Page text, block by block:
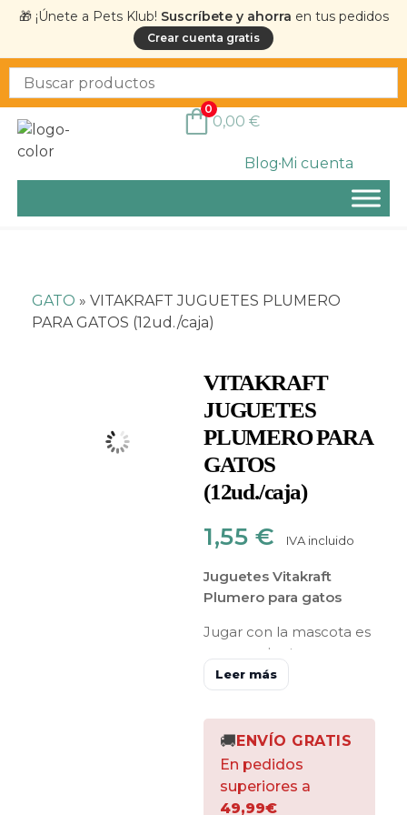
🎁 ¡Únete a Pets Klub! Suscríbete y ahorra en tus pedidos
Crear cuenta gratis
BlogMi cuenta
0
0,00 €
GATO » VITAKRAFT JUGUETES PLUMERO
PARA GATOS (12ud./caja)
VITAKRAFT
JUGUETES
PLUMERO PARA
GATOS
(12ud./caja)
1,55 € IVA incluido
Juguetes Vitakraft
Plumero para gatos
Jugar con la mascota es
una excelente manera
de pasar el tiempo libre
con él yfortalecer el
vínculo, por lo que es
importante invertir en
una gran variedad de
juguetes para diversificar
este tiempo.
Leer más
🚚 ENVÍO GRATIS
En pedidos
superiores a
49,99€